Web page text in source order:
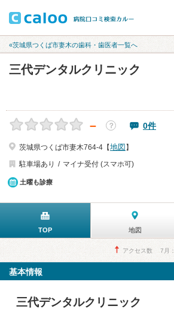
«茨城県つくば市妻木の歯科・歯医者一覧へ
三代デンタルクリニック
－ ？ 0件
茨城県つくば市妻木764-4【地図 】
駐車場あり
マイナ受付 (スマホ可)
土曜も診療
TOP 地図
アクセス数 7月：
基本情報
三代デンタルクリニック